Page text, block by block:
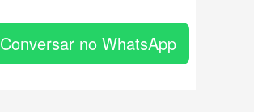
Conversar no WhatsApp